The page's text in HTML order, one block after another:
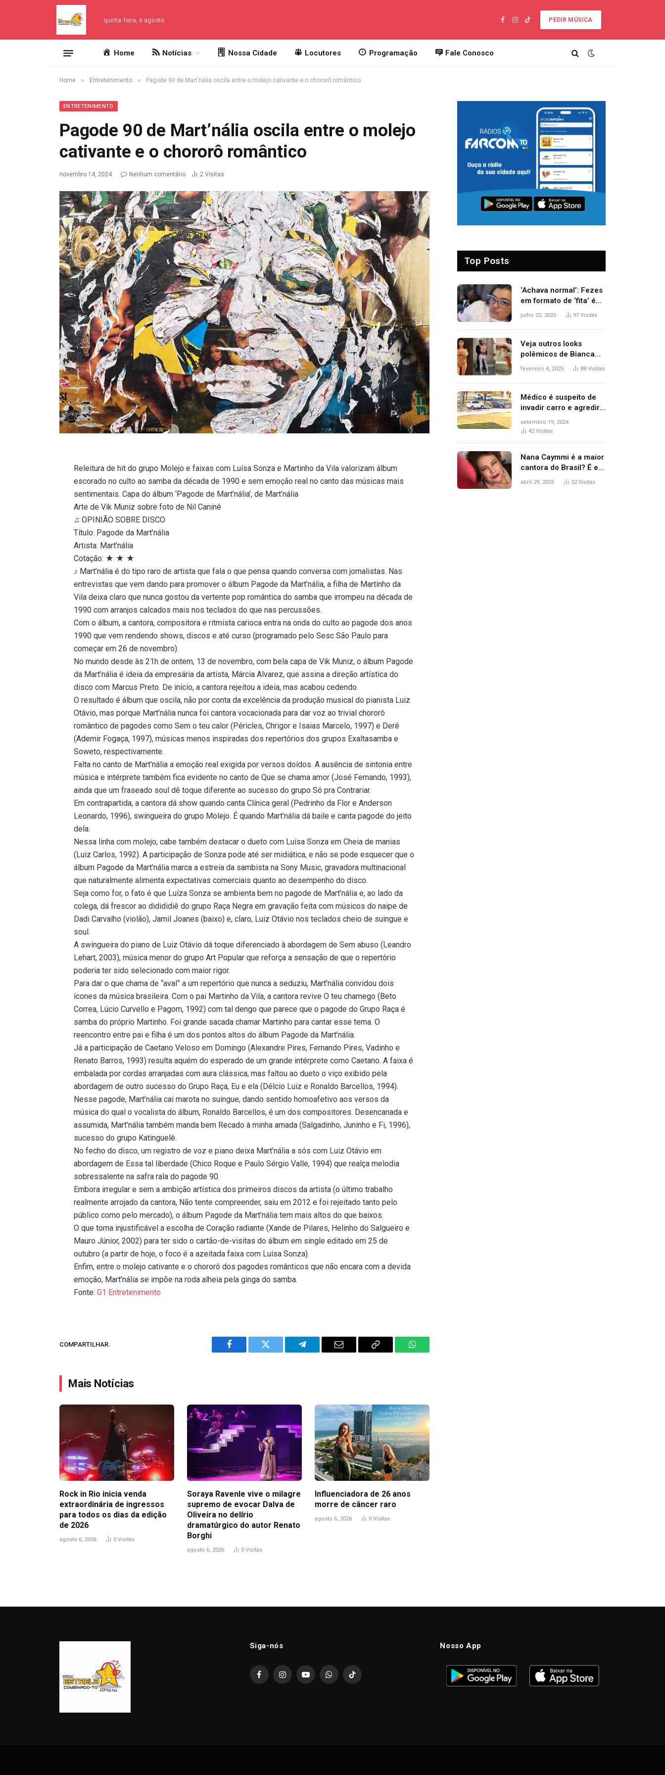
quinta-feira, 6 agosto
Facebook
Instagram
TikTok
PEDIR MÚSICA
Home Notícias Nossa Cidade Locutores Programação Fale Conosco
Home » Entretenimento » Pagode 90 de Mart’nália oscila entre o molejo cativante e o chororô romântico
ENTRETENIMENTO
Pagode 90 de Mart’nália oscila entre o molejo
cativante e o chororô romântico
novembro 14, 2024 Nenhum comentário 2 Visitas
Releitura de hit do grupo Molejo e faixas com Luísa Sonza e Martinho da Vila valorizam álbum
escorado no culto ao samba da década de 1990 e sem emoção real no canto das músicas mais
sentimentais. Capa do álbum ‘Pagode de Mart’nália’, de Mart’nália
Arte de Vik Muniz sobre foto de Nil Caniné
♫ OPINIÃO SOBRE DISCO
Título: Pagode da Mart’nália
Artista: Mart’nália
Cotação: ★ ★ ★
♪ Mart’nália é do tipo raro de artista que fala o que pensa quando conversa com jornalistas. Nas
entrevistas que vem dando para promover o álbum Pagode da Mart’nália, a filha de Martinho da
Vila deixa claro que nunca gostou da vertente pop romântica do samba que irrompeu na década de
1990 com arranjos calcados mais nos teclados do que nas percussões.
Com o álbum, a cantora, compositora e ritmista carioca entra na onda do culto ao pagode dos anos
1990 que vem rendendo shows, discos e até curso (programado pelo Sesc São Paulo para
começar em 26 de novembro).
No mundo desde às 21h de ontem, 13 de novembro, com bela capa de Vik Muniz, o álbum Pagode
da Mart’nália é ideia da empresária da artista, Márcia Alvarez, que assina a direção artística do
disco com Marcus Preto. De início, a cantora rejeitou a ideia, mas acabou cedendo.
O resultado é álbum que oscila, não por conta da excelência da produção musical do pianista Luiz
Otávio, mas porque Mart’nália nunca foi cantora vocacionada para dar voz ao trivial chororô
romântico de pagodes como Sem o teu calor (Péricles, Chrigor e Isaias Marcelo, 1997) e Derê
(Ademir Fogaça, 1997), músicas menos inspiradas dos repertórios dos grupos Exaltasamba e
Soweto, respectivamente.
Falta no canto de Mart’nália a emoção real exigida por versos doídos. A ausência de sintonia entre
música e intérprete também fica evidente no canto de Que se chama amor (José Fernando, 1993),
ainda que um fraseado soul dê toque diferente ao sucesso do grupo Só pra Contrariar.
Em contrapartida, a cantora dá show quando canta Clínica geral (Pedrinho da Flor e Anderson
Leonardo, 1996), swingueira do grupo Molejo. É quando Mart’nália dá baile e canta pagode do jeito
dela.
Nessa linha com molejo, cabe também destacar o dueto com Luísa Sonza em Cheia de manias
(Luiz Carlos, 1992). A participação de Sonza pode até ser midiática, e não se pode esquecer que o
álbum Pagode da Mart’nália marca a estreia da sambista na Sony Music, gravadora multinacional
que naturalmente alimenta expectativas comerciais quanto ao desempenho do disco.
Seja como for, o fato é que Luíza Sonza se ambienta bem no pagode de Mart’nália e, ao lado da
colega, dá frescor ao didididiê do grupo Raça Negra em gravação feita com músicos do naipe de
Dadi Carvalho (violão), Jamil Joanes (baixo) e, claro, Luiz Otávio nos teclados cheio de suingue e
soul.
A swingueira do piano de Luiz Otávio dá toque diferenciado à abordagem de Sem abuso (Leandro
Lehart, 2003), música menor do grupo Art Popular que reforça a sensação de que o repertório
poderia ter sido selecionado com maior rigor.
Para dar o que chama de “aval” a um repertório que nunca a seduziu, Mart’nália convidou dois
ícones da música brasileira. Com o pai Martinho da Vila, a cantora revive O teu chamego (Beto
Correa, Lúcio Curvello e Pagom, 1992) com tal dengo que parece que o pagode do Grupo Raça é
samba do próprio Martinho. Foi grande sacada chamar Martinho para cantar esse tema. O
reencontro entre pai e filha é um dos pontos altos do álbum Pagode da Mart’nália.
Já a participação de Caetano Veloso em Domingo (Alexandre Pires, Fernando Pires, Vadinho e
Renato Barros, 1993) resulta aquém do esperado de um grande intérprete como Caetano. A faixa é
embalada por cordas arranjadas com aura clássica, mas faltou ao dueto o viço exibido pela
abordagem de outro sucesso do Grupo Raça, Eu e ela (Délcio Luiz e Ronaldo Barcellos, 1994).
Nesse pagode, Mart’nália cai marota no suingue, dando sentido homoafetivo aos versos da
música do qual o vocalista do álbum, Ronaldo Barcellos, é um dos compositores. Desencanada e
assumida, Mart’nália também manda bem Recado à minha amada (Salgadinho, Juninho e Fi, 1996),
sucesso do grupo Katinguelê.
No fecho do disco, um registro de voz e piano deixa Mart’nália a sós com Luiz Otávio em
abordagem de Essa tal liberdade (Chico Roque e Paulo Sérgio Valle, 1994) que realça melodia
sobressalente na safra rala do pagode 90.
Embora irregular e sem a ambição artística dos primeiros discos da artista (o último trabalho
realmente arrojado da cantora, Não tente compreender, saiu em 2012 e foi rejeitado tanto pelo
público como pelo mercado), o álbum Pagode da Mart’nália tem mais altos do que baixos.
O que torna injustificável a escolha de Coração radiante (Xande de Pilares, Helinho do Salgueiro e
Mauro Júnior, 2002) para ter sido o cartão-de-visitas do álbum em single editado em 25 de
outubro (a partir de hoje, o foco é a azeitada faixa com Luísa Sonza).
Enfim, entre o molejo cativante e o chororô dos pagodes românticos que não encara com a devida
emoção, Mart’nália se impõe na roda alheia pela ginga do samba.
Fonte:G1 Entretenimento
COMPARTILHAR.
Facebook Twitter Telegram Email
Copy
WhatsApp
Mais Notícias
Rock in Rio inicia venda
extraordinária de ingressos
para todos os dias da edição
de 2026
agosto 6, 2026 0 Visitas
Soraya Ravenle vive o milagre
supremo de evocar Dalva de
Oliveira no delírio
dramatúrgico do autor Renato
Borghi
agosto 6, 2026 0 Visitas
Influenciadora de 26 anos
morre de câncer raro
agosto 6, 2026 0 Visitas
Top Posts
‘Achava normal’: Fezes
em formato de ‘fita’ é
um dos alertas para
Gil
julho 22, 2025 97 Visitas
Veja outros looks
polêmicos de Bianca
Censori, esposa de
Grammy 2025
fevereiro 4, 2025 88 Visitas
Médico é suspeito de
invadir carro e agredir
delegado aposentado
durante confusão no
setembro 19, 2024
42Visitas
Nana Caymmi é a maior
cantora do Brasil? É e
não é…
abril 29, 2025 32Visitas
Siga-nós
FacebookInstagramYouTubeWhatsAppTikTok
Nosso App